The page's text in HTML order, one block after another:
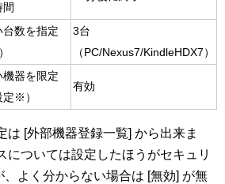
間
数を指定
3台
（PC/Nexus7/KindleHDX7）
器を限定
定※）
有効
[外部機器登録一覧] から出来ま
については設定したほうがセキュリ
よく分からない場合は [無効] が無